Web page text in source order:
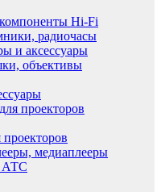
Hi-Fi
радиочасы
и аксессуары
объективы
проекторов
медиаплееры
АТС